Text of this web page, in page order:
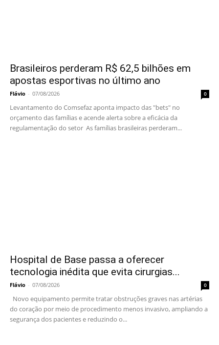
Brasileiros perderam R$ 62,5 bilhões em
apostas esportivas no último ano
Flávio - 07/08/2026 0
Levantamento do Comsefaz aponta impacto das "bets" no
orçamento das famílias e acende alerta sobre a eficácia da
regulamentação do setor As famílias brasileiras perderam...
Hospital de Base passa a oferecer
tecnologia inédita que evita cirurgias...
Flávio - 07/08/2026 0
Novo equipamento permite tratar obstruções graves nas artérias
do coração por meio de procedimento menos invasivo, ampliando a
segurança dos pacientes e reduzindo o...